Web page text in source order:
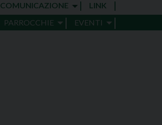
COMUNICAZIONE
LINK
PARROCCHIE EVENTI